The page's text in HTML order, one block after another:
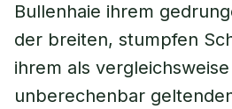
Bullenhaie ihrem
der breiten, stumpfen
ihrem als
unberechenbar